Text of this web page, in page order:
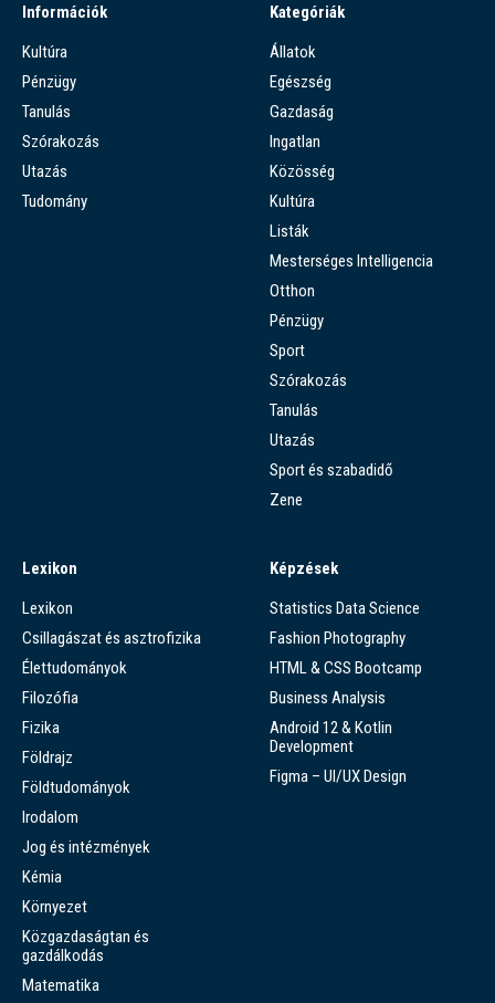
Információk
Kultúra
Pénzügy
Tanulás
Szórakozás
Utazás
Tudomány
Kategóriák
Állatok
Egészség
Gazdaság
Ingatlan
Közösség
Kultúra
Listák
Mesterséges Intelligencia
Otthon
Pénzügy
Sport
Szórakozás
Tanulás
Utazás
Sport és szabadidő
Zene
Lexikon
Lexikon
Csillagászat és asztrofizika
Élettudományok
Filozófia
Fizika
Földrajz
Földtudományok
Irodalom
Jog és intézmények
Kémia
Környezet
Közgazdaságtan és
gazdálkodás
Matematika
Képzések
Statistics Data Science
Fashion Photography
HTML & CSS Bootcamp
Business Analysis
Android 12 & Kotlin
Development
Figma – UI/UX Design